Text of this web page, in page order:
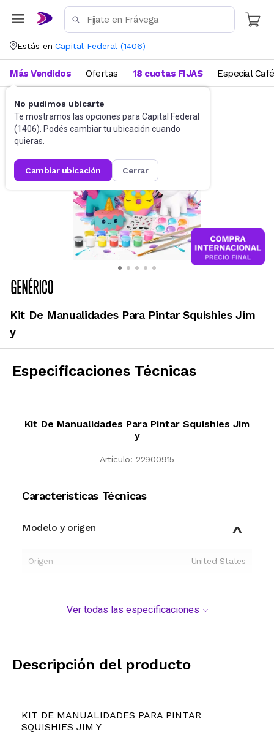
Estás en Capital Federal (1406)
No pudimos ubicarte
Te mostramos las opciones para Capital Federal
(1406). Podés cambiar tu ubicación cuando
quieras.
cambiar ubicación cerrar
Más Vendidos Ofertas 18 cuotas FIJAS Especial Café
Didácticos Para niños
Kit De Manualidades Para Pintar Squishies Jim
y
Especificaciones Técnicas
Kit De Manualidades Para Pintar Squishies Jim
y
Artículo: 22900915
Características Técnicas
Modelo y origen
Origen United States
Ver todas las especificaciones
Descripción del producto
KIT DE MANUALIDADES PARA PINTAR
SQUISHIES JIM Y